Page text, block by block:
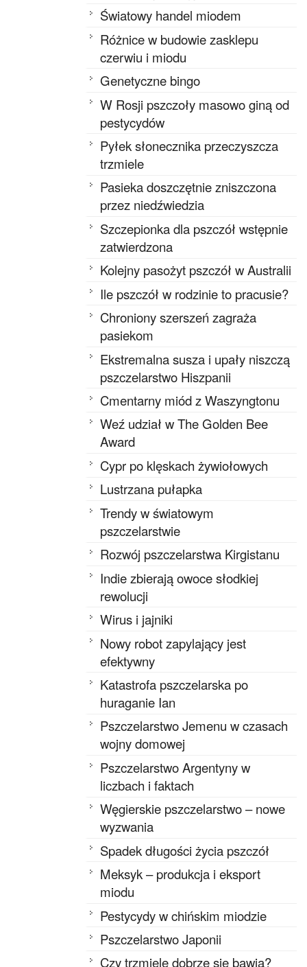
Światowy handel miodem
Różnice w budowie zasklepu
czerwiu i miodu
Genetyczne bingo
W Rosji pszczoły masowo giną od
pestycydów
Pyłek słonecznika przeczyszcza
trzmiele
Pasieka doszczętnie zniszczona
przez niedźwiedzia
Szczepionka dla pszczół wstępnie
zatwierdzona
Kolejny pasożyt pszczół w Australii
Ile pszczół w rodzinie to pracusie?
Chroniony szerszeń zagraża
pasiekom
Ekstremalna susza i upały niszczą
pszczelarstwo Hiszpanii
Cmentarny miód z Waszyngtonu
Weź udział w The Golden Bee
Award
Cypr po klęskach żywiołowych
Lustrzana pułapka
Trendy w światowym
pszczelarstwie
Rozwój pszczelarstwa Kirgistanu
Indie zbierają owoce słodkiej
rewolucji
Wirus i jajniki
Nowy robot zapylający jest
efektywny
Katastrofa pszczelarska po
huraganie Ian
Pszczelarstwo Jemenu w czasach
wojny domowej
Pszczelarstwo Argentyny w
liczbach i faktach
Węgierskie pszczelarstwo – nowe
wyzwania
Spadek długości życia pszczół
Meksyk – produkcja i eksport
miodu
Pestycydy w chińskim miodzie
Pszczelarstwo Japonii
Czy trzmiele dobrze się bawią?